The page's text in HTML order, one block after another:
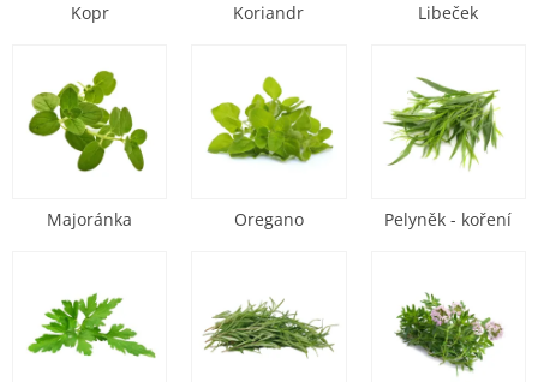
Kopr Koriandr Libeček
Majoránka Oregano Pelyněk - koření